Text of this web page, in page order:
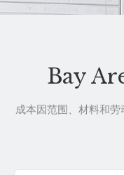
Bay
成本因范围、材料和